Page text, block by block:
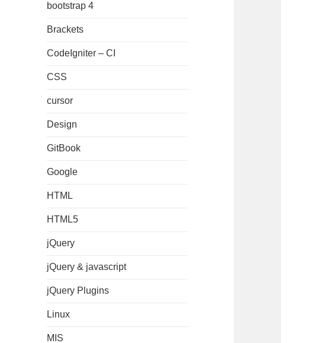
bootstrap 4
Brackets
CodeIgniter – CI
CSS
cursor
Design
GitBook
Google
HTML
HTML5
jQuery
jQuery & javascript
jQuery Plugins
Linux
MIS